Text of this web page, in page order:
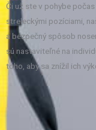
Či už ste v pohybe
streleckými pozíciami,
a bezpečný spôsob
sú nastaviteľné na
toho, aby sa znížil ich